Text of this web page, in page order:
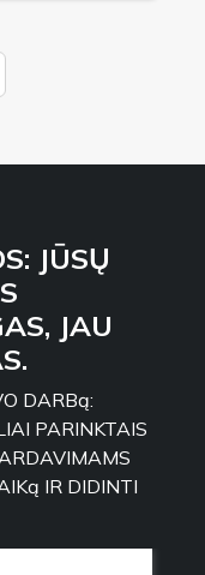
JŪSŲ
JAU
DARBą:
PARINKTAIS
IR DIDINTI